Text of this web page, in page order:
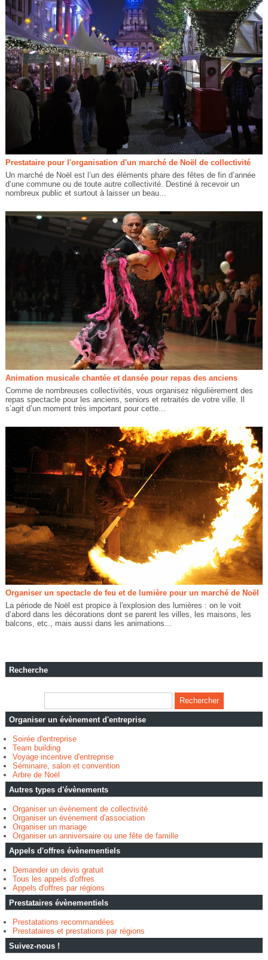
Prestataire pour l'organisation d'un marché de Noël de collectivité
Un marché de Noël est l’un des éléments phare des fêtes de fin d’année
d’une commune ou de toute autre collectivité. Destiné à recevoir un
nombreux public et surtout à laisser un beau...
Animation musicale chantée et dansée pour repas des anciens
Comme de nombreuses collectivités, vous organisez régulièrement des
repas spectacle pour les anciens, seniors et retraités de votre ville. Il
s’agit d’un moment très important pour cette...
Organiser un spectacle de feu et de lumière pour un marché de Noël
La période de Noël est propice à l'explosion des lumières : on le voit
d’abord dans les décorations dont se parent les villes, les maisons, les
balcons, etc., mais aussi dans les animations...
Recherche
Organiser un évènement d'entreprise
Soirée d'entreprise
Team building
Voyage incentive d'entreprise
Séminaire, salon et convention
Arbre de Noël
Autres types d'évènements
Organiser un évènement de collectivité
Organiser un évènement d'association
Organiser un mariage
Organiser un anniversaire ou une fête de famille
Appels d'offres évènementiels
Demander un devis gratuit
Tous les appels d'offres
Appels d'offres par régions
Prestataires évènementiels
Prestatations recommandées
Prestataires et prestations par régions
Suivez-nous !